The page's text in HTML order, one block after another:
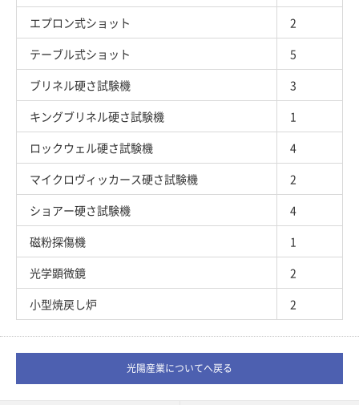
エプロン式ショット
2
テーブル式ショット
5
ブリネル硬さ試験機
3
キングブリネル硬さ試験機
1
ロックウェル硬さ試験機
4
マイクロヴィッカース硬さ試験機
2
ショアー硬さ試験機
4
磁粉探傷機
1
光学顕微鏡
2
小型焼戻し炉
2
光陽産業についてへ戻る